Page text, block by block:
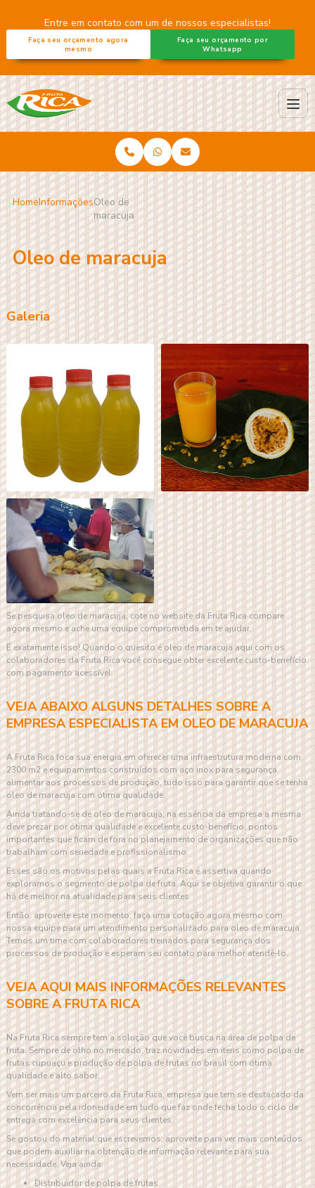
Entre em contato com um de nossos especialistas!
Faça seu orçamento agora
mesmo
Faça seu orçamento por
Whatsapp
HomeInformaçõesOleo de
maracuja
Oleo de maracuja
Galeria
Se pesquisa oleo de maracuja, cote no website da Fruta Rica compare
agora mesmo e ache uma equipe comprometida em te ajudar.
É exatamente isso! Quando o quesito éoleo de maracuja aqui com os
colaboradores da Fruta Rica você consegue obter excelente custo-benefício
com pagamento acessível.
VEJA ABAIXO ALGUNS DETALHES SOBRE A
EMPRESA ESPECIALISTA EM OLEO DE MARACUJA
A Fruta Rica foca sua energia em oferecer uma infraestrutura moderna com
2300 m2 e equipamentos construídos com aço inox para segurança
alimentar aos processos de produção, tudo isso para garantir que se tenha
oleo de maracuja com ótima qualidade.
Ainda tratando-se deoleo de maracuja, na essência da empresa a mesma
deve prezar por ótima qualidade e excelente custo-benefício, pontos
importantes que ficam de fora no planejamento de organizações que não
trabalham com seriedade e profissionalismo.
Esses são os motivos pelas quais a Fruta Rica é assertiva quando
exploramos o segmento de polpa de fruta. Aqui se objetiva garantir o que
há de melhor na atualidade para seus clientes.
Então, aproveite este momento, faça uma cotação agora mesmo com
nossa equipe para um atendimento personalizado paraoleo de maracuja.
Temos um time com colaboradores treinados para segurança dos
processos de produção e esperam seu contato para melhor atendê-lo.
VEJA AQUI MAIS INFORMAÇÕES RELEVANTES
SOBRE A FRUTA RICA
Na Fruta Rica sempre tem a solução que você busca na área de polpa de
fruta. Sempre de olho no mercado, traz novidades em itens como polpa de
frutas cupuaçu e produção de polpa de frutas no brasil com ótima
qualidade e alto sabor.
Vem ser mais um parceiro da Fruta Rica, empresa que tem se destacado da
concorrência pela idoneidade em tudo que faz onde fecha todo o ciclo de
entrega com excelência para seus clientes.
Se gostou do material que escrevemos, aproveite para ver mais conteúdos
que podem auxiliar na obtenção de informação relevante para sua
necessidade. Veja ainda:
distribuidor de polpa de frutas